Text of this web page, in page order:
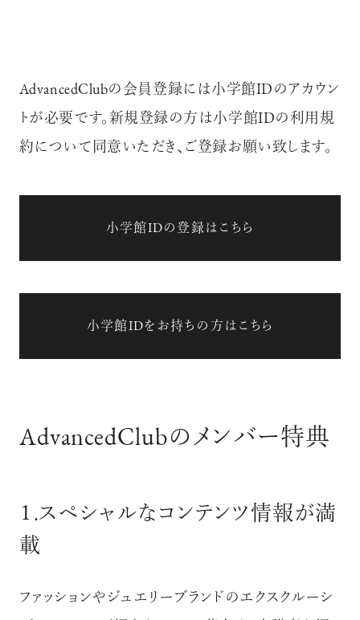
AdvancedClubの会員登録には小学館IDのアカウン
トが必要です。新規登録の方は小学館IDの利用規
約について同意いただき、ご登録お願い致します。
小学館IDの登録はこちら
小学館IDをお持ちの方はこちら
AdvancedClubのメンバー特典
１.スペシャルなコンテンツ情報が満
載
ファッションやジュエリーブランドのエクスクルーシ